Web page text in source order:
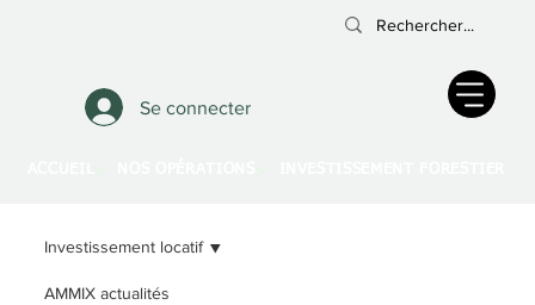
Se connecter
AMMIX actualités
Investissement locatif